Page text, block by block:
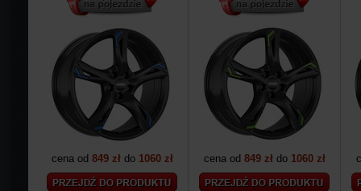
cena od 849 złdo 1060 zł cena od 849 złdo 1060 zł